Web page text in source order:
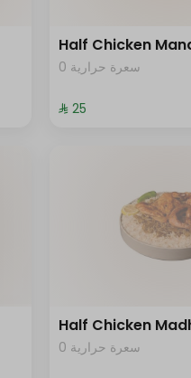
Half Chicken
0 سعرة حرارية
⁨⁦‪‬ 25⁩
Half Chicken
0 سعرة حرارية